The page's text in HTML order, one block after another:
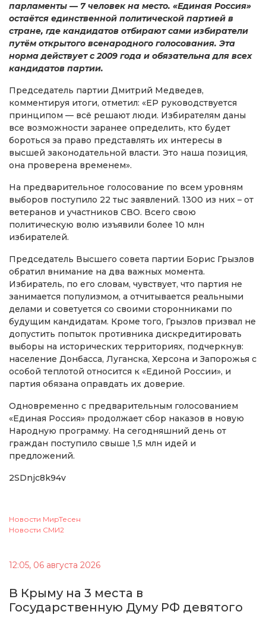
парламенты — 7 человек на место. «Единая Россия»
остаётся единственной политической партией в
стране, где кандидатов отбирают сами избиратели
путём открытого всенародного голосования. Эта
норма действует с 2009 года и обязательна для всех
кандидатов партии.
Председатель партии Дмитрий Медведев,
комментируя итоги, отметил: «ЕР руководствуется
принципом — всё решают люди. Избирателям даны
все возможности заранее определить, кто будет
бороться за право представлять их интересы в
высшей законодательной власти. Это наша позиция,
она проверена временем».
На предварительное голосование по всем уровням
выборов поступило 22 тыс заявлений. 1300 из них – от
ветеранов и участников СВО. Всего свою
политическую волю изъявили более 10 млн
избирателей.
Председатель Высшего совета партии Борис Грызлов
обратил внимание на два важных момента.
Избиратель, по его словам, чувствует, что партия не
занимается популизмом, а отчитывается реальными
делами и советуется со своими сторонниками по
будущим кандидатам. Кроме того, Грызлов призвал не
допустить попыток противника дискредитировать
выборы на исторических территориях, подчеркнув:
население Донбасса, Луганска, Херсона и Запорожья с
особой теплотой относится к «Единой России», и
партия обязана оправдать их доверие.
Одновременно с предварительным голосованием
«Единая Россия» продолжает сбор наказов в новую
Народную программу. На сегодняшний день от
граждан поступило свыше 1,5 млн идей и
предложений.
2SDnjc8k94v
Новости МирТесен
Новости СМИ2
12:05, 06 августа 2026
В Крыму на 3 места в
Государственную Думу РФ девятого